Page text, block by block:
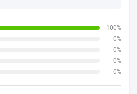
100%
0%
0%
0%
0%